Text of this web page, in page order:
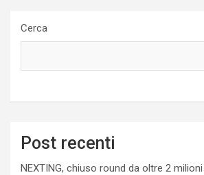
Cerca
Post recenti
NEXTING, chiuso round da oltre 2